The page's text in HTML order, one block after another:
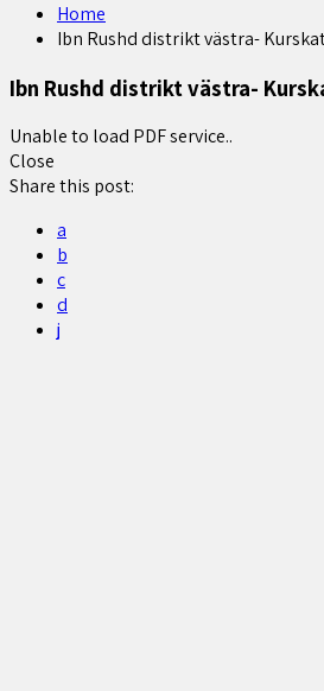
Home
Ibn Rushd distrikt västra-
Ibn Rushd distrikt västra-
Unable to load PDF service..
Close
Share this post:
a
b
c
d
j